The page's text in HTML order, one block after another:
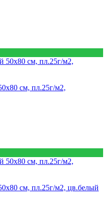
см, пл.25г/м2,
см, пл.25г/м2, цв.белый